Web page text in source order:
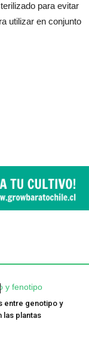
para evitar
utilizar en conjunto
entre genotipo y
las plantas